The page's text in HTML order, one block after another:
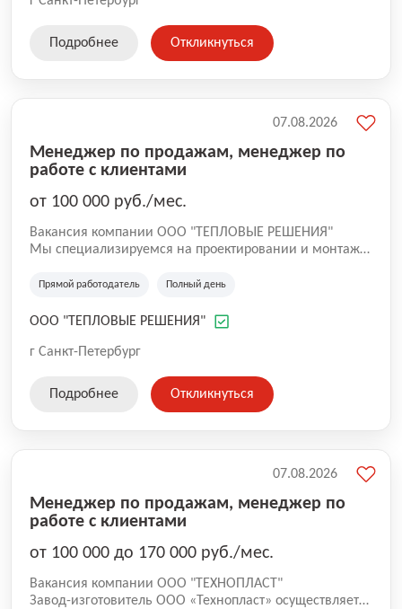
найти подходящее место для роста и развития.
Подробнее Откликнуться
Менеджер по продажам, менеджер по
работе с клиентами
от 100 000 руб./мес.
Вакансия компании ООО "ТЕПЛОВЫЕ РЕШЕНИЯ"
Мы специализируемся на проектировании и монтаже
открытых площадок в Санкт-Петербурге и
специалистов: • монтажники; • промышленные
специалисты. Работаем с коммерческими объектами,
производственными предприятиями и частными
заказчиками.
Прямой работодатель Полный день
ООО "ТЕПЛОВЫЕ РЕШЕНИЯ"
г Санкт-Петербург
07.08.2026
Подробнее Откликнуться
Менеджер по продажам, менеджер по
работе с клиентами
от 100 000 до 170 000 руб./мес.
Вакансия компании ООО "ТЕХНОПЛАСТ"
Завод-изготовитель ООО «Технопласт» осуществляет
07.08.2026